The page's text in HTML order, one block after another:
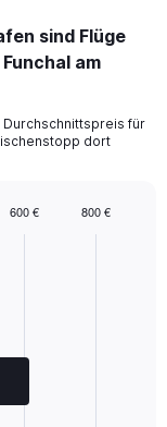
sind Flüge
am
Durchschnittspreis für
dort
600 € 800 €